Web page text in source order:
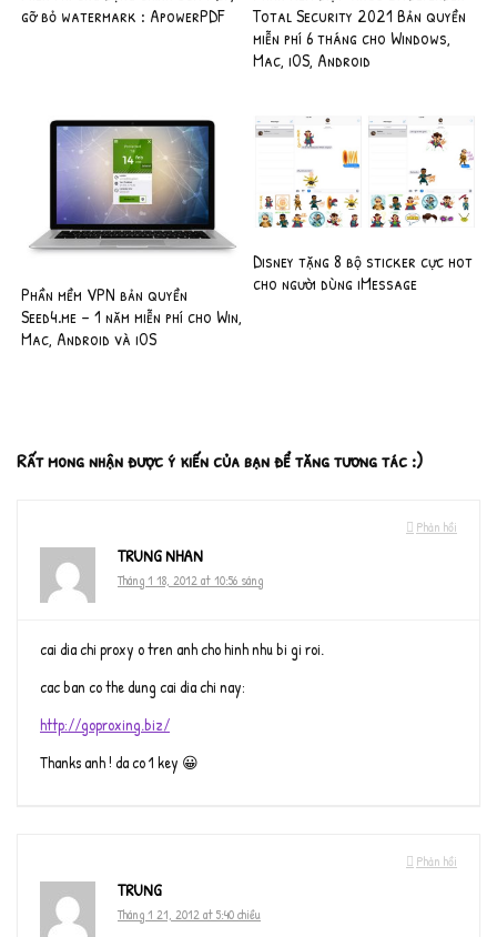
gỡ bỏ watermark : ApowerPDF
Total Security 2021 Bản quyền
miễn phí 6 tháng cho Windows,
Mac, iOS, Android
Phần mềm VPN bản quyền
Seed4.me – 1 năm miễn phí cho Win,
Mac, Android và iOS
Disney tặng 8 bộ sticker cực hot
cho người dùng iMessage
Rất mong nhận được ý kiến của bạn để tăng tương tác :)
Phản hồi
TRUNG NHAN
Tháng 1 18, 2012 at 10:56 sáng
cai dia chi proxy o tren anh cho hinh nhu bi gi roi.
cac ban co the dung cai dia chi nay:
http://goproxing.biz/
Thanks anh ! da co 1 key 😀
Phản hồi
TRUNG
Tháng 1 21, 2012 at 5:40 chiều